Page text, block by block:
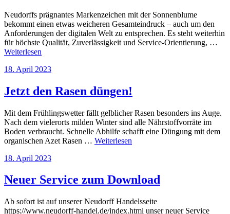
Neudorffs prägnantes Markenzeichen mit der Sonnenblume
bekommt einen etwas weicheren Gesamteindruck – auch um den
Anforderungen der digitalen Welt zu entsprechen. Es steht weiterhin
für höchste Qualität, Zuverlässigkeit und Service-Orientierung, …
Weiterlesen
Veröffentlicht
18. April 2023
Jetzt den Rasen düngen!
Mit dem Frühlingswetter fällt gelblicher Rasen besonders ins Auge.
Nach dem vielerorts milden Winter sind alle Nährstoffvorräte im
Boden verbraucht. Schnelle Abhilfe schafft eine Düngung mit dem
organischen Azet Rasen … Weiterlesen
Veröffentlicht
18. April 2023
Neuer Service zum Download
Ab sofort ist auf unserer Neudorff Handelsseite
https://www.neudorff-handel.de/index.html unser neuer Service